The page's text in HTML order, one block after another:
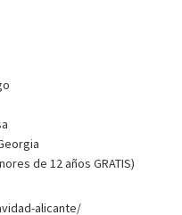
de 12 años GRATIS)